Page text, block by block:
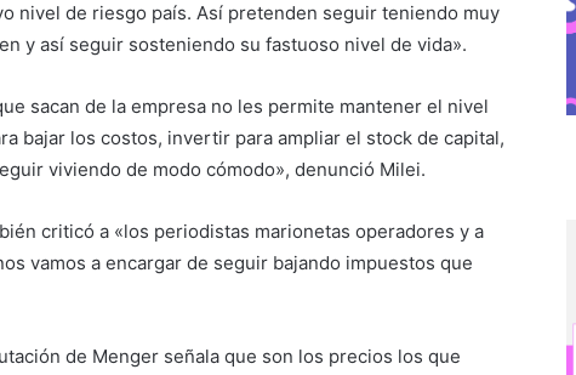
nivel de riesgo país. Así pretenden seguir teniendo muy
y así seguir sosteniendo su fastuoso nivel de vida».
sacan de la empresa no les permite mantener el nivel
bajar los costos, invertir para ampliar el stock de capital,
viviendo de modo cómodo», denunció Milei.
criticó a «los periodistas marionetas operadores y a
vamos a encargar de seguir bajando impuestos que
de Menger señala que son los precios los que